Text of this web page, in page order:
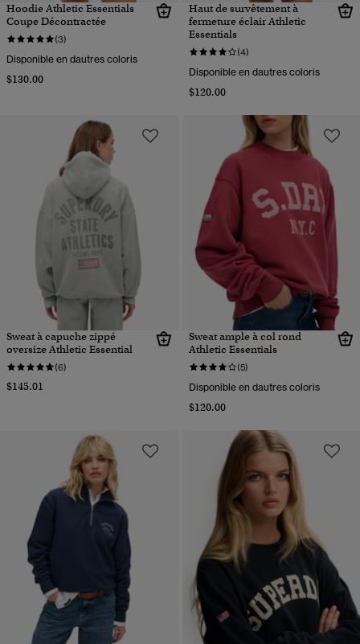
Hoodie Athletic Essentials
Coupe Décontractée
(3)
Disponible en dautres coloris
$130.00
Haut de survêtement à
fermeture éclair Athletic
Essentials
(4)
Disponible en dautres coloris
$120.00
Sweat à capuche zippé
oversize Athletic Essential
(6)
$145.01
Sweat ample à col rond
Athletic Essentials
(5)
Disponible en dautres coloris
$120.00